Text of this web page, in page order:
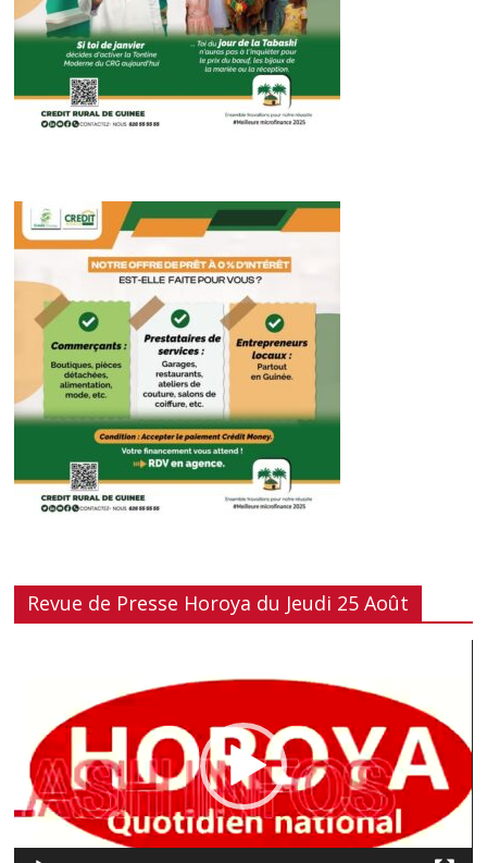
Revue de Presse Horoya du Jeudi 25 Août